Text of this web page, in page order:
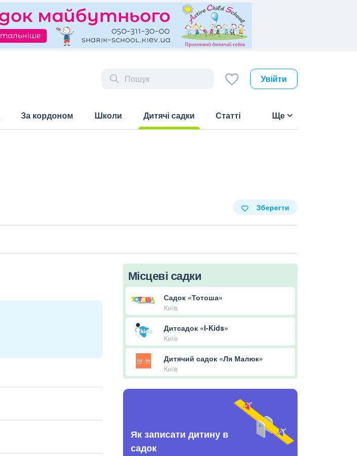
Увійти
За кордоном Школи
Дитячі садки
Статті Ще
Зберегти
Місцеві садки
Садок «Тотоша»
Київ
Дитсадок «I-Kids»
Київ
Дитячий садок «Ля Малюк»
Київ
Як записати дитину в
садок